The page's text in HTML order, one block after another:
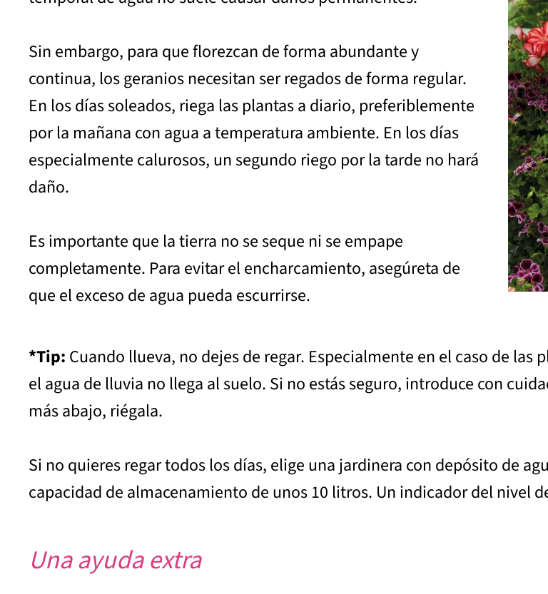
Sin embargo, para que florezcan de forma abundante y
continua, los geranios necesitan ser regados de forma regular.
En los días soleados, riega las plantas a diario, preferiblemente
por la mañana con agua a temperatura ambiente. En los días
especialmente calurosos, un segundo riego por la tarde no hará
daño.
Es importante que la tierra no se seque ni se empape
completamente. Para evitar el encharcamiento, asegúreta de
que el exceso de agua pueda escurrirse.
*Tip: Cuando llueva, no dejes de regar. Especialmente en el caso de las
el agua de lluvia no llega al suelo. Si no estás seguro, introduce con
más abajo, riégala.
Si no quieres regar todos los días, elige una jardinera con depósito de
capacidad de almacenamiento de unos 10 litros. Un indicador del nivel
Una ayuda extra